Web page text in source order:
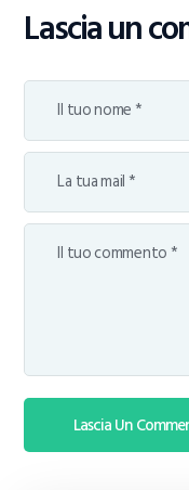
Lascia un